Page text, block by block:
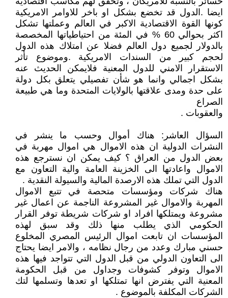
ايضا .الدول قد تخضع بشكل او باخر للاوامر الامريكية
كونها القوة الاقتصادية الاكبر في العالم وعملتها تشكل
اكثر بحوالي 60 % في المئة من احتياطياتها المخصصة
بالدولار لجميع دول العالم فضلا عن امتلاك هذه الدول
لحجم كبير من السندات الامريكية .وموضوع تأثر
الاستقرار الامني للدول المعنية فلايمكن الحديث عنه
بشكل اجمالي وانما هو شأن تفصيلي يتعلق بكل دولة
على حدة ومدى علاقتها بالولايات المتحدة وما هي طبيعة
الصراع
والعقوبات .
السؤال العاشر: هناك أموال وحسب ما ينشر في
النشرات الدولية ان هذه الاموال هي اموال مهربة في
بعض الدول من العراق ؟ كيف يمكن ان نسترجع هذه
الاموال واعادتها الى الخزينة العامة والية التعاون مع
الدول التي تملك هذه الارصدة المالية والسيولة النقدية .
هناك شركات ومؤسسات متحصة في تتبع الاموال
المهربة والاموال غير المشروعة الناجمة عن اعمال غير
مشروعة ويمتلكها افراد او شركات شريطة توفر القرار
الحكومي الذي يطلب منها ذلك وقد سبق لهذه
المؤسسات ان تابعت اموال الرئيس المصري المخلوع
حسني مبارك وعدد من رجال نظامه ، والامر ايضا يحتاج
الى التعاون الدولي من قبل الدول التي تتواجد فيها هذه
الاموال وتوفر كشوفات وجداول من قبل الحكومة
المعنية التي يفترض انها تمتلكها او تعدها وتسلمها لتك
الشركات المكلفة بالموضوع .